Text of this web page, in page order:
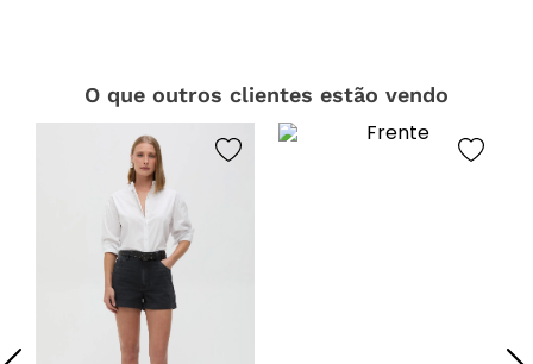
O que outros clientes estão vendo